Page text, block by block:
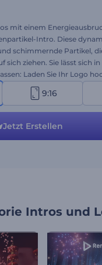
mit einem
Intro. Diese
schimmernde Partikel,
sich ziehen. Sie lässt sich in
Laden Sie Ihr Logo
Sie einen eingängigen
für die Vorstellung von
Intros oder Outros von
9:16
Jetzt Erstellen
Intros und